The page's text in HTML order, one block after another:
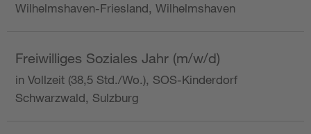
Wilhelmshaven-Friesland, Wilhelmshaven
Freiwilliges Soziales Jahr (m/w/d)
in Vollzeit (38,5 Std./Wo.), SOS-Kinderdorf
Schwarzwald, Sulzburg